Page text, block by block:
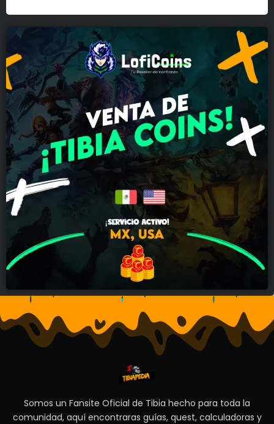
Somos un Fansite Oficial de Tibia hecho para toda la
comunidad, aquí encontraras guías, quest, calculadoras y